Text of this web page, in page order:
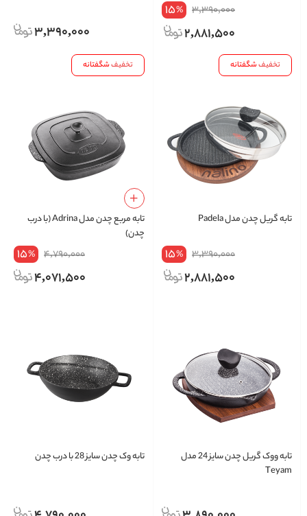
3,390,000
15%
2,881,500
3,390,000
تخفیفشگفتانه
تابه گریل چدن مدل Padela
3,390,000
15%
2,881,500
تخفیفشگفتانه
تابه مربع چدن مدل Adrina (با درب
چدن)
4,790,000
15%
4,071,500
تابه ووک گریل چدن سایز 24 مدل
Teyam
تابه وک چدن سایز 28 با درب چدن